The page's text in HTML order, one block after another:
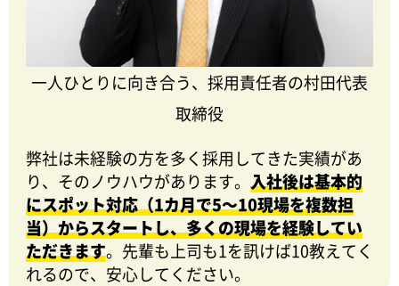
一人ひとりに向き合う、採用責任者の村田代表
取締役
弊社は未経験の方を多く採用してきた実績があ
り、そのノウハウがあります。 入社後は基本的
にスポット対応（1カ月で5～10現場を複数担
当）からスタートし、多くの現場を経験してい
ただきます。先輩も上司も1を訊けば10教えてく
れるので、安心してください。